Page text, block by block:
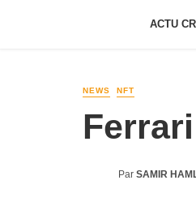
ACTU
NEWS NFT
Par SAMIR